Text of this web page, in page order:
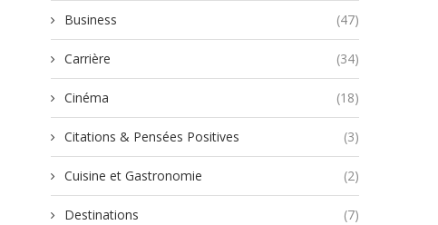
Business (47)
Carrière (34)
Cinéma (18)
Citations & Pensées Positives (3)
Cuisine et Gastronomie (2)
Destinations (7)